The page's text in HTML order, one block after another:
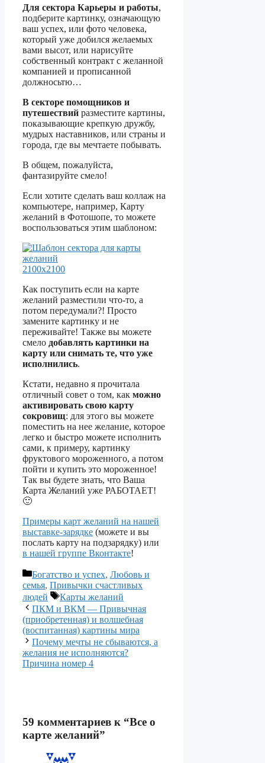
Для сектора Карьеры и работы,
подберите картинку, означающую
ваш успех, или фото человека,
который уже добился желаемых
вами высот, или нарисуйте
собственный контракт с желанной
компанией и прописанной
должносьтю…
В секторе помощников и
путешествий разместите картины,
показывающие крепкую дружбу,
мудрых наставников, или страны и
города, где вы мечтаете побывать.
В общем, пожалуйста,
фантазируйте смело!
Если хотите сделать ваш коллаж на
компьютере, например, Карту
желаний в Фотошопе, то можете
воспользоваться этим шаблоном:
2100х2100
Как поступить если на карте
желаний разместили что-то, а
потом передумали?! Просто
замените картинку и не
переживайте! Также вы можете
смело добавлять картинки на
карту или снимать те, что уже
исполнились.
Кстати, недавно я прочитала
отличный совет о том, как можно
активировать свою карту
сокровищ: для этого вы можете
поместить на нее желание, которое
легко и быстро можете исполнить
сами, к примеру, картинку
фруктового мороженного, а потом
пойти и купить это мороженное!
Так вы будете знать, что Ваша
Карта Желаний уже РАБОТАЕТ!
🙂
Примеры карт желаний на нашей
выставке-зарядке (можете и вы
послать карту на подзарядку) или
в нашей группе Вконтакте!
Рубрики
Богатство и успех, Любовь и
семья, Привычки счастливых
людей
Метки
Карты желаний
Навигация
записи
ПКМ и ВКМ — Привычная
(приобретенная) и волшебная
(воспитанная) картины мира
Почему мечты не сбываются, а
желания не исполняются?
Причина номер 4
59 комментариев к “Все о
карте желаний”